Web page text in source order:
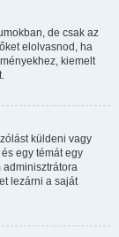
de csak az
elolvasnod, ha
kiemelt
küldeni vagy
egy témát egy
adminisztrátora
lezárni a saját